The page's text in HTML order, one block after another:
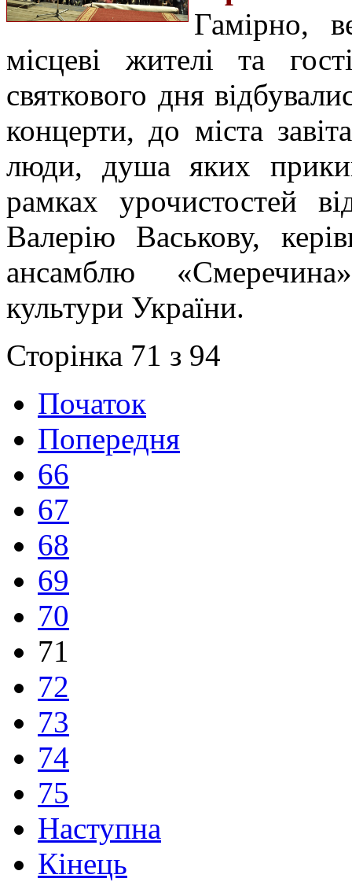
Гамірно,
місцеві жителі та
святкового дня
концерти, до міста
люди, душа яких
рамках урочистостей
Валерію Васькову,
ансамблю
культури України.
Сторінка 71 з 94
Початок
Попередня
66
67
68
69
70
71
72
73
74
75
Наступна
Кінець